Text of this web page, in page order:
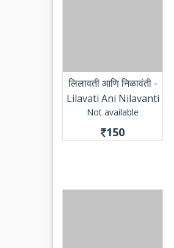
लिलावती आणि निळावंती -
Lilavati Ani Nilavanti
Not available
150